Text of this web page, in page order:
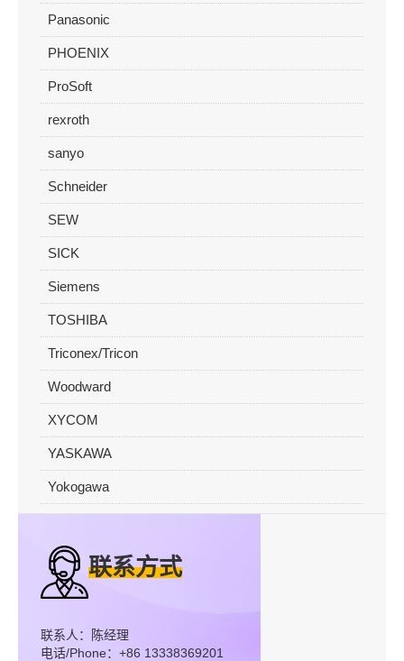
Panasonic
PHOENIX
ProSoft
rexroth
sanyo
Schneider
SEW
SICK
Siemens
TOSHIBA
Triconex/Tricon
Woodward
XYCOM
YASKAWA
Yokogawa
联系方式
联系人：陈经理
电话/Phone：+86 13338369201